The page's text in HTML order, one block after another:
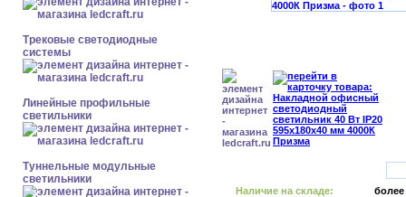
Трековые светодиодные
системы
Линейные профильные
светильники
Туннельные модульные
светильники
Наличие на складе: более